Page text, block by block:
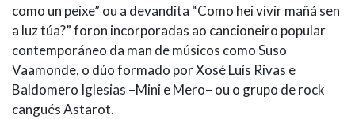
como un peixe” ou a devandita “Como hei vivir mañá sen
a luz túa?” foron incorporadas ao cancioneiro popular
contemporáneo da man de músicos como Suso
Vaamonde, o dúo formado por Xosé Luís Rivas e
Baldomero Iglesias –Mini e Mero– ou o grupo de rock
cangués Astarot.